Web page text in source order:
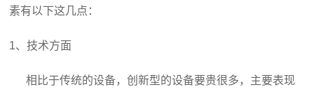
素有以下这几点：
1、技术方面
相比于传统的设备，创新型的设备要贵很多，主要表现